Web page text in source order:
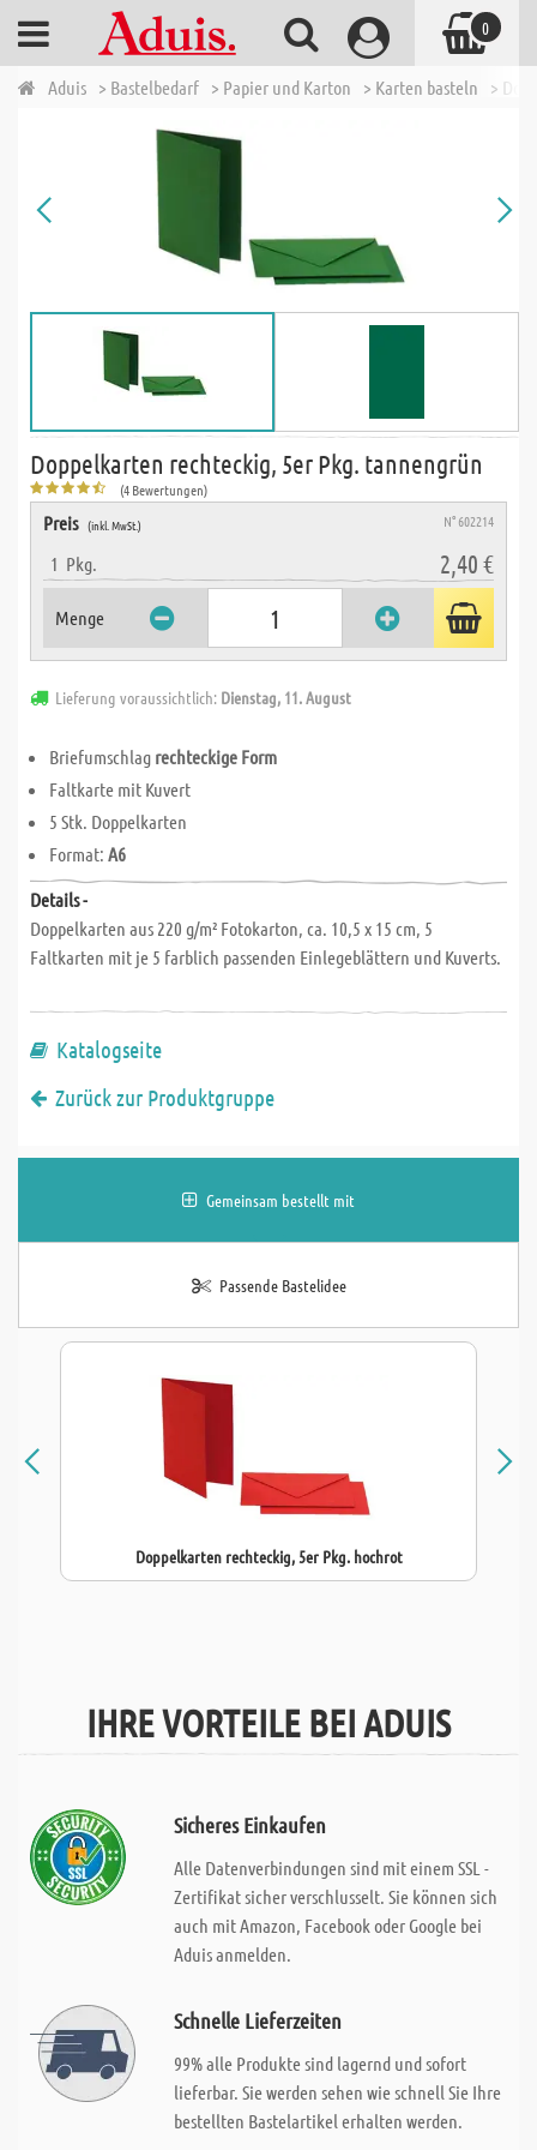
Aduis > Bastelbedarf > Papier und Karton > Karten basteln >
Doppelkarten rechteckig, 5er Pkg. tannengrün
(4 Bewertungen)
Preis (inkl. MwSt.) N° 602214
1 Pkg. 2,40 €
Menge
Lieferung voraussichtlich: Dienstag, 11. August
Briefumschlag rechteckige Form
Faltkarte mit Kuvert
5 Stk. Doppelkarten
Format: A6
Details -
Doppelkarten aus 220 g/m² Fotokarton, ca. 10,5 x 15 cm, 5
Faltkarten mit je 5 farblich passenden Einlegeblättern und Kuverts.
Katalogseite
Zurück zur Produktgruppe
Gemeinsam bestellt mit
Passende Bastelidee
Doppelkarten rechteckig, 5er Pkg. hochrot
IHRE VORTEILE BEI ADUIS
Sicheres Einkaufen
Alle Datenverbindungen sind mit einem SSL -
Zertifikat sicher verschlusselt. Sie können sich
auch mit Amazon, Facebook oder Google bei
Aduis anmelden.
Schnelle Lieferzeiten
99% alle Produkte sind lagernd und sofort
lieferbar. Sie werden sehen wie schnell Sie Ihre
bestellten Bastelartikel erhalten werden.
0